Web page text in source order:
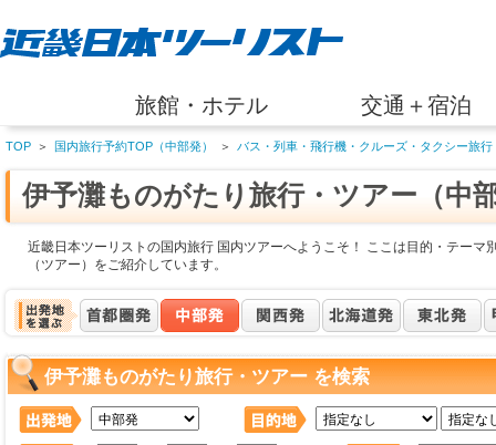
旅館・ホテル 交通＋宿泊
TOP ＞ 国内旅行予約TOP（中部発） ＞ バス・列車・飛行機・クルーズ・タクシー旅行
伊予灘ものがたり旅行・ツアー（中
近畿日本ツーリストの国内旅行 国内ツアーへようこそ！ ここは目的・テーマ
（ツアー）をご紹介しています。
伊予灘ものがたり旅行・ツアー を検索